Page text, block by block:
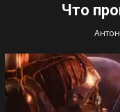
Что